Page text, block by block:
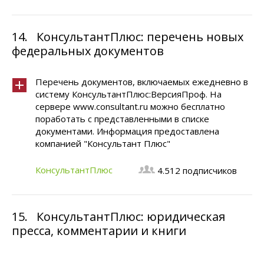
14.
КонсультантПлюс: перечень новых
федеральных документов
Перечень документов, включаемых ежедневно в
систему КонсультантПлюс:ВерсияПроф. На
сервере www.consultant.ru можно бесплатно
поработать с представленными в списке
документами. Информация предоставлена
компанией "Консультант Плюс"
КонсультантПлюс 4.512 подписчиков
15.
КонсультантПлюс: юридическая
пресса, комментарии и книги